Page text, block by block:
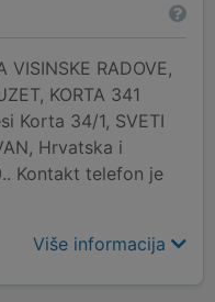
VISINSKE RADOVE,
KORTA 341
Korta 34/1, SVETI
Hrvatska i
Kontakt telefon je
Više informacija